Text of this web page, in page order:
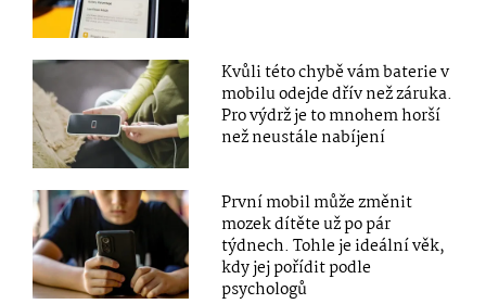
Kvůli této chybě vám baterie v
mobilu odejde dřív než záruka.
Pro výdrž je to mnohem horší
než neustále nabíjení
První mobil může změnit
mozek dítěte už po pár
týdnech. Tohle je ideální věk,
kdy jej pořídit podle
psychologů